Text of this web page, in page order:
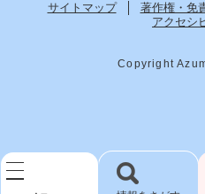
サイトマップ 著作権・免
アクセシ
Copyright